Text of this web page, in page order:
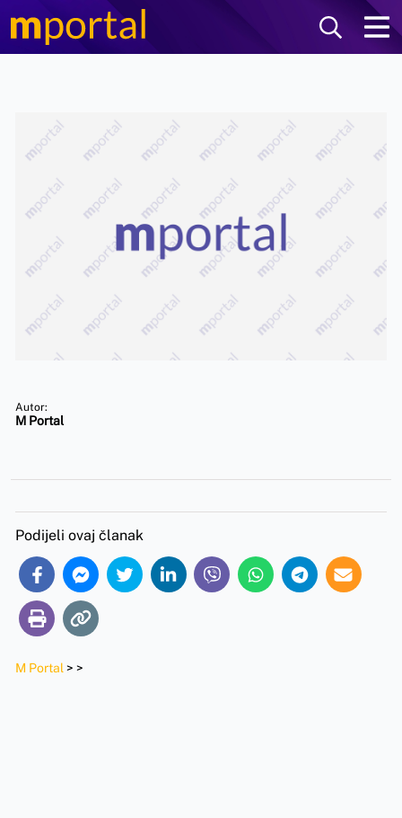
Autor:
M Portal
Podijeli ovaj članak
M Portal > >